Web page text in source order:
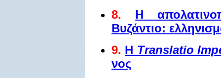
8.
Η
Βυζάντιο:
9. Η Translatio
νος